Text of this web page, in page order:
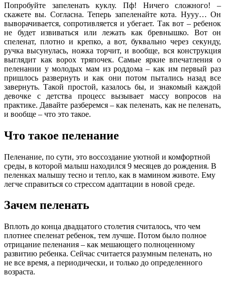
Попробуйте запеленать куклу. Пф! Ничего сложного! –
скажете вы. Согласна. Теперь запеленайте кота. Нууу… Он
выворачивается, сопротивляется и убегает. Так вот – ребенок
не будет извиваться или лежать как бревнышко. Вот он
спеленат, плотно и крепко, а вот, буквально через секунду,
ручка высунулась, ножка торчит, и вообще, вся конструкция
выглядит как ворох тряпочек. Самые яркие впечатления о
пеленании у молодых мам из роддома – как им первый раз
пришлось развернуть и как они потом пытались назад все
завернуть. Такой простой, казалось бы, и знакомый каждой
девочке с детства процесс вызывает массу вопросов на
практике. Давайте разберемся – как пеленать, как не пеленать,
и вообще – что это такое.
Что такое пеленание
Пеленание, по сути, это воссоздание уютной и комфортной
среды, в которой малыш находился 9 месяцев до рождения. В
пеленках малышу тесно и тепло, как в мамином животе. Ему
легче справиться со стрессом адаптации в новой среде.
Зачем пеленать
Вплоть до конца двадцатого столетия считалось, что чем
плотнее спеленат ребенок, тем лучше. Потом было полное
отрицание пеленания – как мешающего полноценному
развитию ребенка. Сейчас считается разумным пеленать, но
не все время, а периодически, и только до определенного
возраста.